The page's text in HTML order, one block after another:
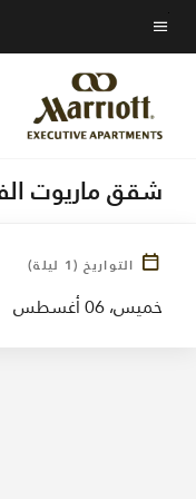
Skip
to
content
نص القائمة
شقق ماريوت
التواريخ (
1 ليلة)
خميس، 06 أغسطس